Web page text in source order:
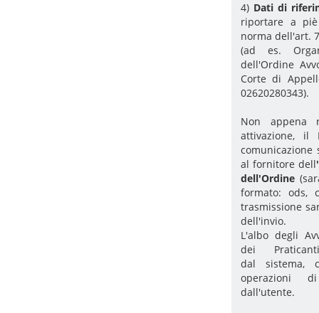
4) Dati di
riportare a
norma dell'art.
(ad es.
dell'Ordine
Corte di
02620280343).
Non appena
attivazione, il
al fornitore dell'
dell'Ordine
formato: ods,
trasmissione
dell'invio.
L'albo degli
dei
dal sistema,
operazioni
dall'utente.